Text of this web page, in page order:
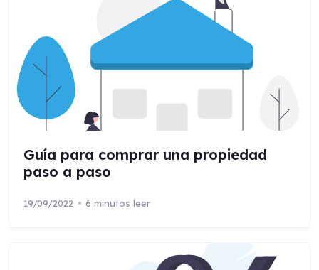
Guía para comprar una propiedad
paso a paso
19/09/2022 6 minutos leer